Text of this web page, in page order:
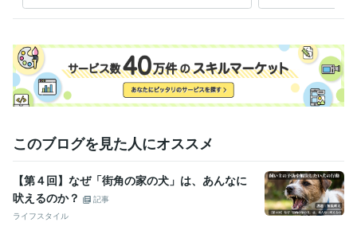
コナラ　ブロンズランク受賞
古物商許可 取得年 : 2021年
食品衛生管理者 取得年 : 2014年
ITパスポート 取得年 : 2024年
3級FP技能士 取得年 : 2025年
Excel:30年Google サイト:20年Google スプレッドシート:10年
Google スライド:10年Google ドキュメント:10年PowerPoint:20年
Word:30年BASE:3年Canva:5年
得意分野
悩み相談・カウンセリング
済む
このブログを見た人にオススメ
【第４回】なぜ「街角の家の犬」は、あんなに
吠えるのか？
記事
ライフスタイル